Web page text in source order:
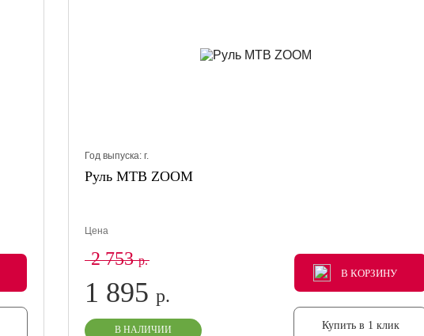
Год выпуска: г.
Руль МТВ ZOOM
Цена
2 753р.
1 895 р.
В НАЛИЧИИ
В КОРЗИНУ
В КОРЗИНУ
В КОРЗИНУ
Купить в 1 клик